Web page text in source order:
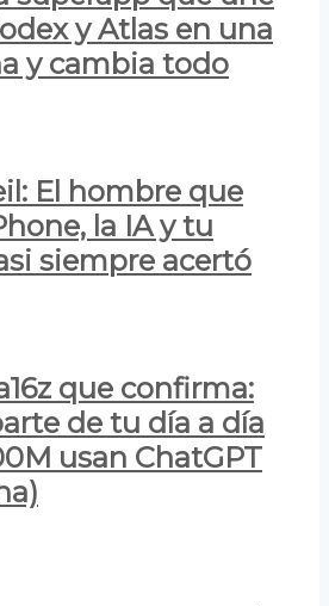
y Atlas en una
y cambia todo
El hombre que
la IA y tu
siempre acertó
que confirma:
de tu día a día
usan ChatGPT